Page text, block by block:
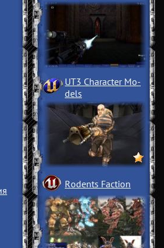
UT3 Character Mo­
dels
Rodents Faction